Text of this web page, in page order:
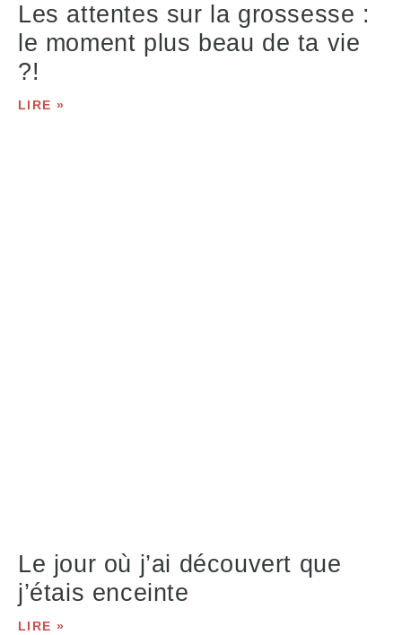
Les attentes sur la grossesse :
le moment plus beau de ta vie
?!
LIRE »
Le jour où j’ai découvert que
j’étais enceinte
LIRE »